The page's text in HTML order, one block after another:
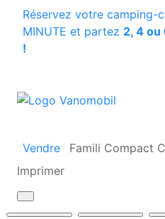
Réservez votre camping-
MINUTE et partez 2, 4 ou
!
Vendre
Famili Compact
Imprimer